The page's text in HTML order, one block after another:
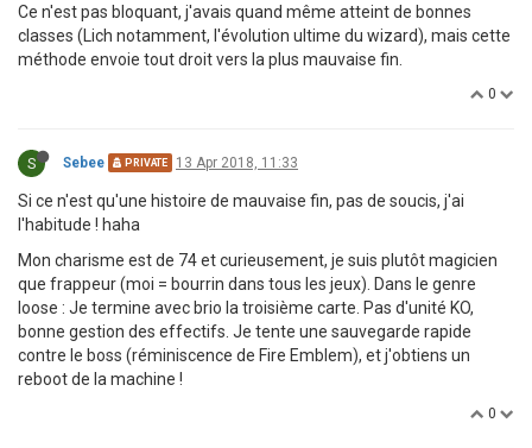
Ce n'est pas bloquant, j'avais quand même atteint de bonnes
classes (Lich notamment, l'évolution ultime du wizard), mais cette
méthode envoie tout droit vers la plus mauvaise fin.
0
S Sebee PRIVATE 13 Apr 2018, 11:33
Si ce n'est qu'une histoire de mauvaise fin, pas de soucis, j'ai
l'habitude ! haha
Mon charisme est de 74 et curieusement, je suis plutôt magicien
que frappeur (moi = bourrin dans tous les jeux). Dans le genre
loose : Je termine avec brio la troisième carte. Pas d'unité KO,
bonne gestion des effectifs. Je tente une sauvegarde rapide
contre le boss (réminiscence de Fire Emblem), et j'obtiens un
reboot de la machine !
0